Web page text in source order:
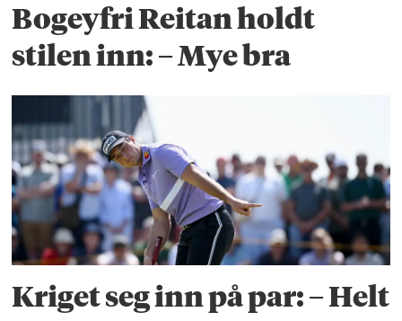
Bogeyfri Reitan holdt
stilen inn: – Mye bra
Kriget seg inn på par: – Helt